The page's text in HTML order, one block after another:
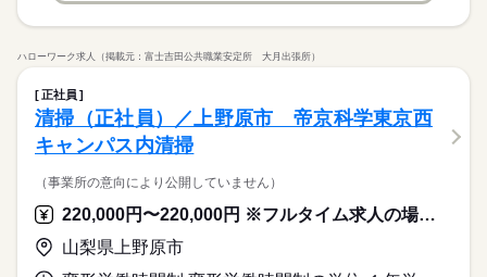
ハローワーク求人（掲載元：富士吉田公共職業安定所 大月出張所）
正社員
清掃（正社員）／上野原市 帝京科学東京西
キャンパス内清掃
（事業所の意向により公開していません）
220,000円〜220,000円 ※フルタイム求人の場合は月額（換算額）、パート求人の場合は時間額を表示しています。
山梨県上野原市